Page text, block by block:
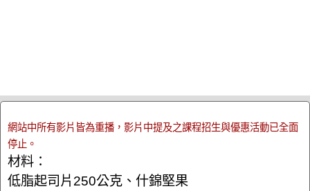
網站中所有影片皆為重播，影片中提及之課程招生與優惠活動已全面
停止。
材料：
低脂起司片250公克、什錦堅果